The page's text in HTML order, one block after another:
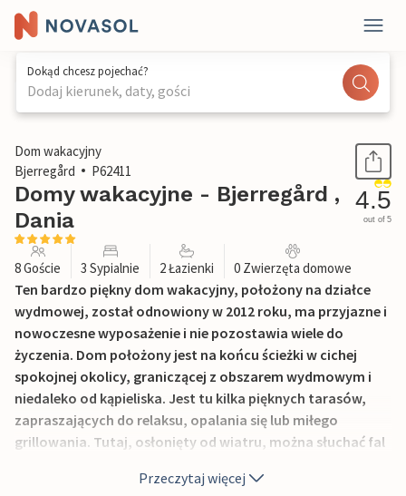
Dokąd chcesz pojechać?
Dodaj kierunek, daty, gości
1 / 30
Dom wakacyjny
Bjerregård
P62411
Domy wakacyjne - Bjerregård ,
Dania
4.5
out of 5
8 Goście 3 Sypialnie 2 Łazienki 0 Zwierzęta domowe
Ten bardzo piękny dom wakacyjny, położony na działce
wydmowej, został odnowiony w 2012 roku, ma przyjazne i
nowoczesne wyposażenie i nie pozostawia wiele do
życzenia. Dom położony jest na końcu ścieżki w cichej
spokojnej okolicy, graniczącej z obszarem wydmowym i
niedaleko od kąpieliska. Jest tu kilka pięknych tarasów,
zapraszających do relaksu, opalania się lub miłego
grillowania. Tutaj, osłonięty od wiatru, można słuchać fal
salon z otwartą kuchnią, dwie kompletne łazienki, z
Przeczytaj więcej